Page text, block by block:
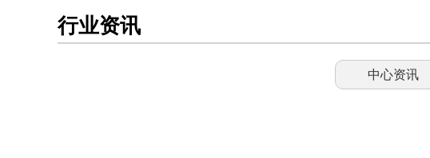
行业资讯
中心资讯